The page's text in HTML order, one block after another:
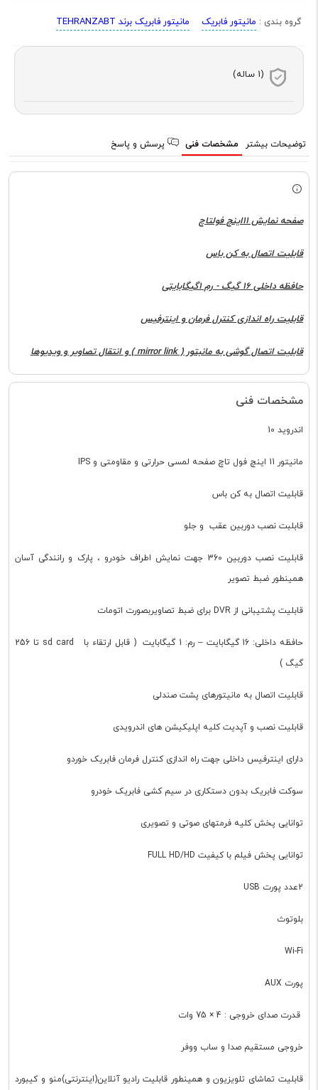
گروه بندی : مانیتور فابریک مانیتور فابریک برند TEHRANZABT
(1 ساله)
توضیحات بیشتر مشخصات فنی پرسش و پاسخ
صفحه نمایش 11اینچ فولتاچ
قابلیت اتصال به کن باس
حافظه داخلی 16 گیگ - رم 1گیگابایتی
قابلیت راه اندازی کنترل فرمان و اینترفیس
قابلیت اتصال گوشی به مانبتور ( mirror link ) و انتقال تصاویر و ویدیوها
مشخصات فنی
اندروید 10
مانیتور 11 اینچ فول تاچ صفحه لمسی حرارتی و مقاومتی و IPS
قابلیت اتصال به کن باس
قابلبت نصب دوربین عقب و جلو
قابلیت نصب دوربین 360 جهت نمایش اطراف خودرو ، پارک و رانندگی آسان
همینطور ضبط تصویر
قابلیت پشتیبانی از DVR برای ضبط تصاویربصورت اتومات
حافظه داخلی: 16 گیگابایت – رم: 1 گیگابایت ( قابل ارتقاء با sd card تا 256
گیگ )
قابلیت اتصال به مانیتورهای پشت صندلی
قابلیت نصب و آپدیت کلیه اپلیکیشن های اندرویدی
دارای اینترفیس داخلی جهت راه اندازی کنترل فرمان فابریک خوردو
سوکت فابریک بدون دستکاری در سیم کشی فابریک خودرو
توانایی پخش کلیه فرمتهای صوتی و تصویری
توانایی پخش فیلم با کیفیت FULL HD/HD
2عدد پورت USB
بلوتوث
Wi-Fi
پورت AUX
قدرت صدای خروجی : 4 × 75 وات
خروجی مستقیم صدا و ساب ووفر
قابلیت تماشای تلویزیون و همینطور قابلیت رادیو آنلاین(اینترنتی)منو و کیبورد